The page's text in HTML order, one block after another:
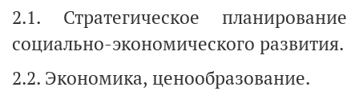
2.1. Стратегическое планирование
социально-экономического развития.
2.2. Экономика, ценообразование.